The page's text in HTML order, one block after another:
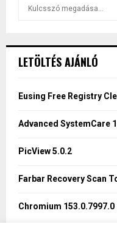
h
o
LETÖLTÉS AJÁNLÓ
Eusing Free Registry
Advanced SystemCare
PicView 5.0.2
Farbar Recovery Scan
Chromium 153.0.7997.0